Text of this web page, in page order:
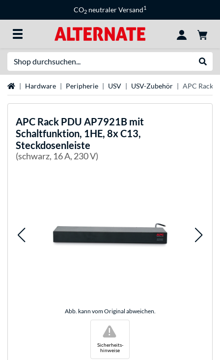
CO2 neutraler Versand1
StartseiteHardware Peripherie USV USV-Zubehör APC Rack
APC Rack PDU AP7921B mit
Schaltfunktion, 1HE, 8x C13,
Steckdosenleiste
(schwarz, 16 A, 230 V)
Abb. kann vom Original abweichen.
Sicherheits-
hinweise
!